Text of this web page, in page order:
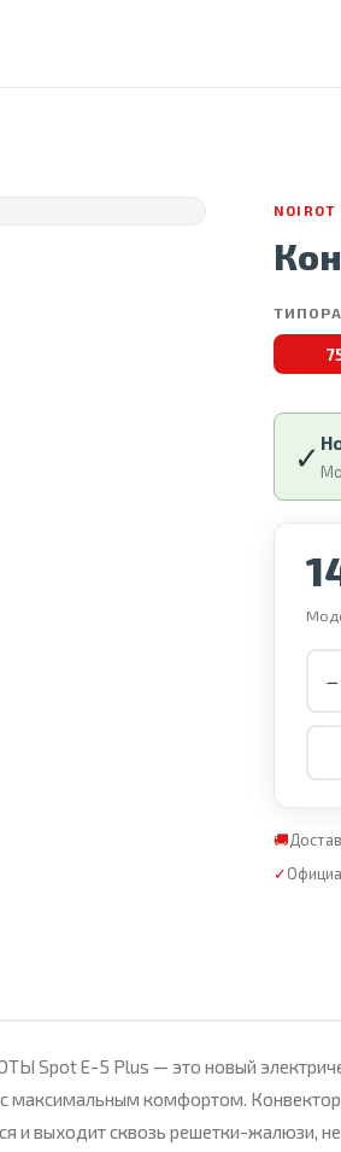
NOIROT
✓
−
🚚
✓
Spot Е-5 Plus — это новый
максимальным комфортом.
и выходит сквозь решетки-жалюзи,